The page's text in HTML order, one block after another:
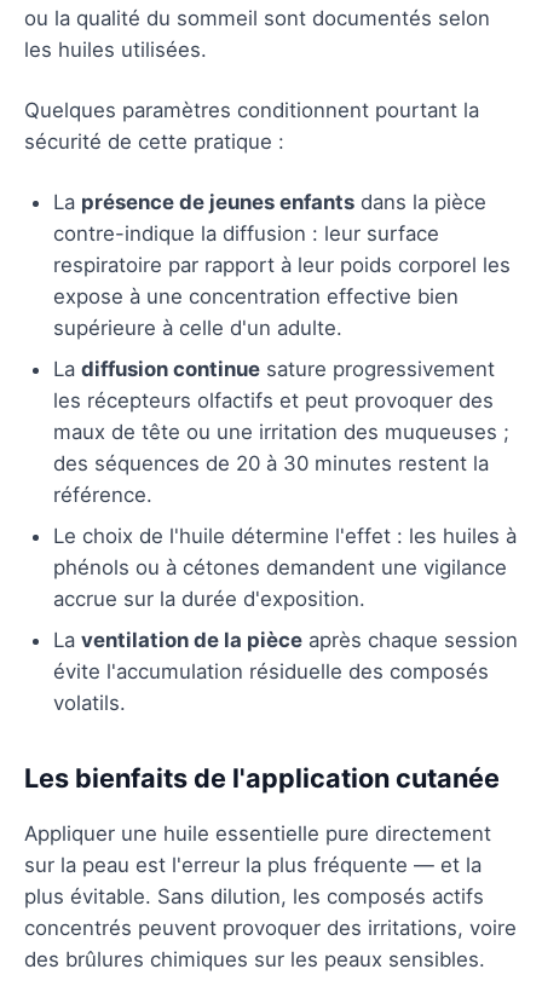
ou la qualité du sommeil sont documentés selon
les huiles utilisées.
Quelques paramètres conditionnent pourtant la
sécurité de cette pratique :
La présence de jeunes enfants dans la pièce
contre-indique la diffusion : leur surface
respiratoire par rapport à leur poids corporel les
expose à une concentration effective bien
supérieure à celle d'un adulte.
La diffusion continue sature progressivement
les récepteurs olfactifs et peut provoquer des
maux de tête ou une irritation des muqueuses ;
des séquences de 20 à 30 minutes restent la
référence.
Le choix de l'huile détermine l'effet : les huiles à
phénols ou à cétones demandent une vigilance
accrue sur la durée d'exposition.
La ventilation de la pièce après chaque session
évite l'accumulation résiduelle des composés
volatils.
Les bienfaits de l'application cutanée
Appliquer une huile essentielle pure directement
sur la peau est l'erreur la plus fréquente — et la
plus évitable. Sans dilution, les composés actifs
concentrés peuvent provoquer des irritations, voire
des brûlures chimiques sur les peaux sensibles.